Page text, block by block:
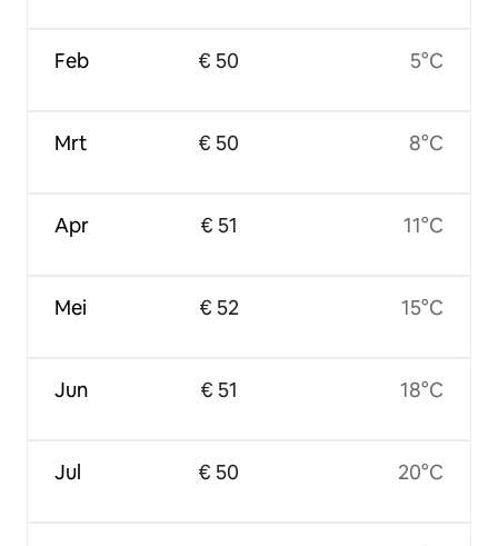
Feb
Mrt
Apr
Mei
Jun
Jul
€ 50
€ 50
€ 51
€ 52
€ 51
€ 50
5°C
8°C
11°C
15°C
18°C
20°C